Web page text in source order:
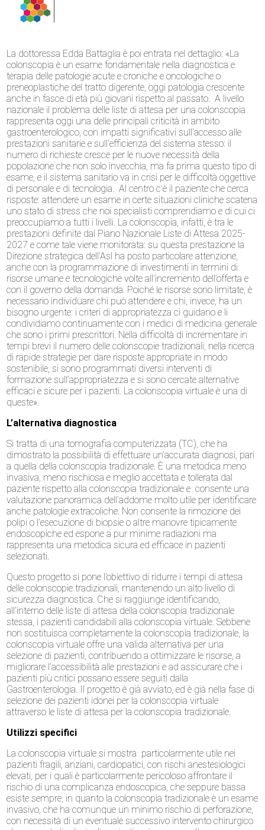
La dottoressa Edda Battaglia è poi entrata nel dettaglio: «La
colonscopia è un esame fondamentale nella diagnostica e
terapia delle patologie acute e croniche e oncologiche o
preneoplastiche del tratto digerente, oggi patologia crescente
anche in fasce di età più giovani rispetto al passato. A livello
nazionale il problema delle liste di attesa per una colonscopia
rappresenta oggi una delle principali criticità in ambito
gastroenterologico, con impatti significativi sull’accesso alle
prestazioni sanitarie e sull’efficienza del sistema stesso: il
numero di richieste cresce per le nuove necessità della
popolazione che non solo invecchia, ma fa prima questo tipo di
esame, e il sistema sanitario va in crisi per le difficoltà oggettive
di personale e di tecnologia. Al centro c’è il paziente che cerca
risposte: attendere un esame in certe situazioni cliniche scatena
uno stato di stress che noi specialisti comprendiamo e di cui ci
preoccupiamo a tutti i livelli. La colonscopia, infatti, è tra le
prestazioni definite dal Piano Nazionale Liste di Attesa 2025-
2027 e come tale viene monitorata: su questa prestazione la
Direzione strategica dell’Asl ha posto particolare attenzione,
anche con la programmazione di investimenti in termini di
risorse umane e tecnologiche volte all’incremento dell’offerta e
con il governo della domanda. Poiché le risorse sono limitate, è
necessario individuare chi può attendere e chi, invece, ha un
bisogno urgente: i criteri di appropriatezza ci guidano e li
condividiamo continuamente con i medici di medicina generale
che sono i primi prescrittori. Nella difficoltà di incrementare in
tempi brevi il numero delle colonscopie tradizionali, nella ricerca
di rapide strategie per dare risposte appropriate in modo
sostenibile, si sono programmati diversi interventi di
formazione sull’appropriatezza e si sono cercate alternative
efficaci e sicure per i pazienti. La colonscopia virtuale è una di
queste».
L’alternativa diagnostica
Si tratta di una tomografia computerizzata (TC), che ha
dimostrato la possibilità di effettuare un’accurata diagnosi, pari
a quella della colonscopia tradizionale. È una metodica meno
invasiva, meno rischiosa e meglio accettata e tollerata dal
paziente rispetto alla colonscopia tradizionale e consente una
valutazione panoramica dell’addome molto utile per identificare
anche patologie extracoliche. Non consente la rimozione dei
polipi o l’esecuzione di biopsie o altre manovre tipicamente
endoscopiche ed espone a pur minime radiazioni ma
rappresenta una metodica sicura ed efficace in pazienti
selezionati.
Questo progetto si pone l’obiettivo di ridurre i tempi di attesa
delle colonscopie tradizionali, mantenendo un alto livello di
sicurezza diagnostica. Che si raggiunge identificando,
all’interno delle liste di attesa della colonscopia tradizionale
stessa, i pazienti candidabili alla colonscopia virtuale. Sebbene
non sostituisca completamente la colonscopia tradizionale, la
colonscopia virtuale offre una valida alternativa per una
selezione di pazienti, contribuendo a ottimizzare le risorse, a
migliorare l’accessibilità alle prestazioni e ad assicurare che i
pazienti più critici possano essere seguiti dalla
Gastroenterologia. Il progetto è già avviato, ed è già nella fase di
selezione dei pazienti idonei per la colonscopia virtuale
attraverso le liste di attesa per la colonscopia tradizionale.
Utilizzi specifici
La colonscopia virtuale si mostra particolarmente utile nei
pazienti fragili, anziani, cardiopatici, con rischi anestesiologici
elevati, per i quali è particolarmente pericoloso affrontare il
rischio di una complicanza endoscopica, che seppure bassa
esiste sempre, in quanto la colonscopia tradizionale è un esame
invasivo, che ha comunque un minimo rischio di perforazione,
con necessità di un eventuale successivo intervento chirurgico